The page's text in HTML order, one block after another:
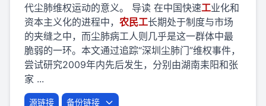
代尘肺维权运动的意义。 导读 在中国快速工业化和
资本主义化的进程中， 农民工长期处于制度与市场
的夹缝之中，而尘肺病工人则几乎是这一群体中最
脆弱的一环。本文通过追踪“深圳尘肺门”维权事件，
尝试研究2009年内先后发生，分别由湖南耒阳和张
家 ...
源链接 备份链接